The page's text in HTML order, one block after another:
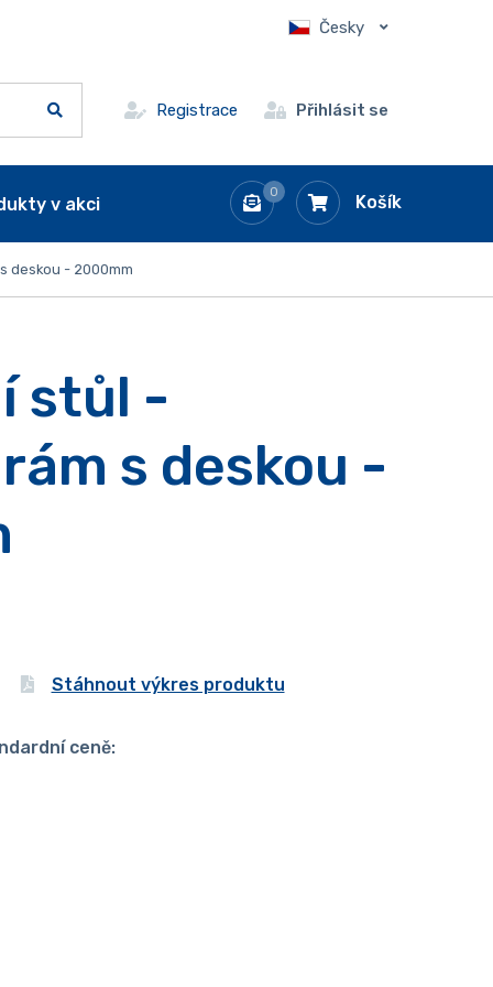
Česky
Registrace Přihlásit se
0 Košík
v akci
deskou - 2000mm
stůl -
s deskou -
Stáhnout výkres produktu
ceně: